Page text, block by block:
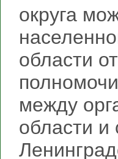
округа
области
между
области и